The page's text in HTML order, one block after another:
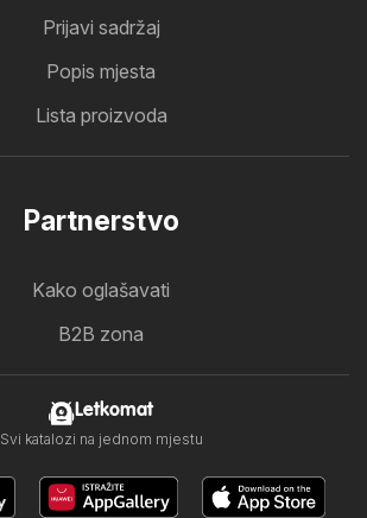
Prijavi sadržaj
Popis mjesta
Lista proizvoda
Partnerstvo
Kako oglašavati
B2B zona
Letkomat
Svi katalozi na jednom mjestu